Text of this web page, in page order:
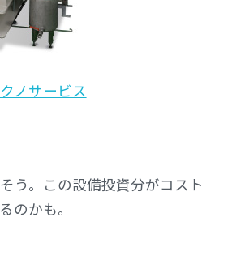
ノサービス
う。この設備投資分がコスト
のかも。